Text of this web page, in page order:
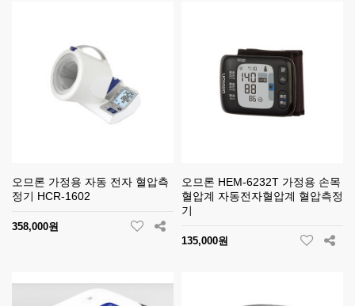
오므론 가정용 자동 전자 혈압측
정기 HCR-1602
358,000원
오므론 HEM-6232T 가정용 손목
혈압계 자동전자혈압계 혈압측정
기
135,000원